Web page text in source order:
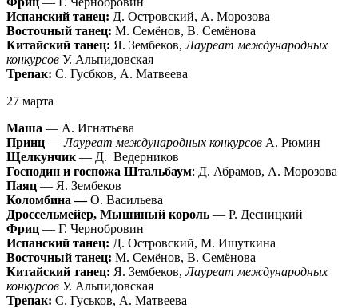
Испанский танец: Д. Островский, А. Морозова
Восточный танец: М. Семёнов, В. Семёнова
Китайский танец: Я. Зембеков,Лауреат международных
конкурсов У. Альпидовская
Трепак: С. Гусбков, А. Матвеева
27 марта
Маша — А. Игнатьева
Принц —Лауреат международных конкурсов А. Рюмин
Щелкунчик — Д. Ведерников
Господин и госпожа Штальбаум: Д. Абрамов, А. Морозова
Паяц — Я. Зембеков
Коломбина —О. Васильева
Дроссельмейер, Мышиный король — Р. Десницкий
Фриц — Г. Чернобровин
Испанский танец: Д. Островский, М. Ишуткина
Восточный танец: М. Семёнов, В. Семёнова
Китайский танец: Я. Зембеков,Лауреат международных
конкурсов У. Альпидовская
Трепак: С. Гуськов, А. Матвеева